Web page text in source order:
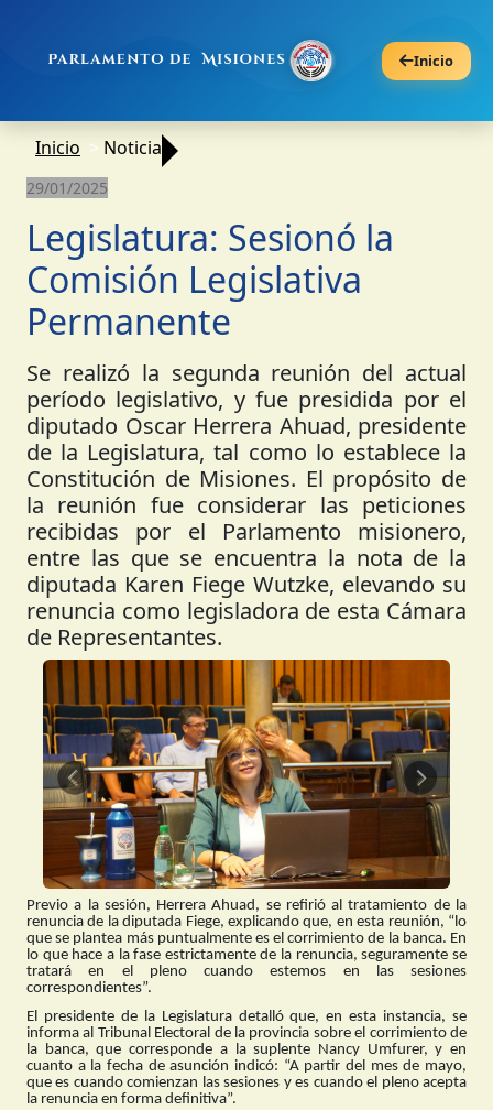
Inicio
Inicio Noticia
29/01/2025
Legislatura: Sesionó la
Comisión Legislativa
Permanente
Se realizó la segunda reunión del actual
período legislativo, y fue presidida por el
diputado Oscar Herrera Ahuad, presidente
de la Legislatura, tal como lo establece la
Constitución de Misiones. El propósito de
la reunión fue considerar las peticiones
recibidas por el Parlamento misionero,
entre las que se encuentra la nota de la
diputada Karen Fiege Wutzke, elevando su
renuncia como legisladora de esta Cámara
de Representantes.
Anterior
Previo a la sesión, Herrera Ahuad, se refirió al tratamiento de la
renuncia de la diputada Fiege, explicando que, en esta reunión, “lo
que se plantea más puntualmente es el corrimiento de la banca. En
lo que hace a la fase estrictamente de la renuncia, seguramente se
tratará en el pleno cuando estemos en las sesiones
correspondientes”.
El presidente de la Legislatura detalló que, en esta instancia, se
informa al Tribunal Electoral de la provincia sobre el corrimiento de
la banca, que corresponde a la suplente Nancy Umfurer, y en
cuanto a la fecha de asunción indicó: “A partir del mes de mayo,
que es cuando comienzan las sesiones y es cuando el pleno acepta
la renuncia en forma definitiva”.